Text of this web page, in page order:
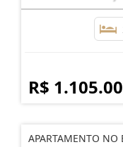
R$
APARTAMENTO NO